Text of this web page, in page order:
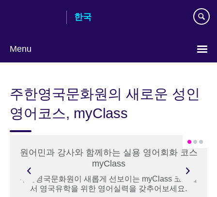
content
한국
Menu
주한영국문화원의 새로운 성인
영어코스, myClass
원어민과 강사와 함께하는 실용 영어회화 코스
myClass
주한영국문화원이 새롭게 선보이는 myClass 코스에
서 영국유학을 위한 영어실력을 갖추어보세요.